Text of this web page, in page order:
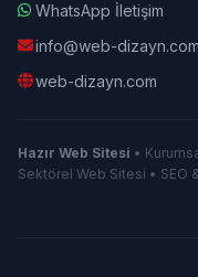
WhatsApp İletişim
info@web-dizayn.com
web-dizayn.com
Hazır Web Sitesi •
Sektörel Web Sitesi • SEO